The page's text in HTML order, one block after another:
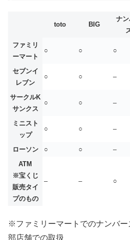
toto BIG
ナ
ファミリ
ーマート
○ ○ ○
セブンイ
レブン
○ ○ –
サークルK
サンクス
○ ○ –
ミニスト
ップ
○ ○ –
ローソン ○ ○ –
ATM
※宝くじ
販売タイ
プのもの
– – ○
※ファミリーマートでのナンバー
部店舗での取扱